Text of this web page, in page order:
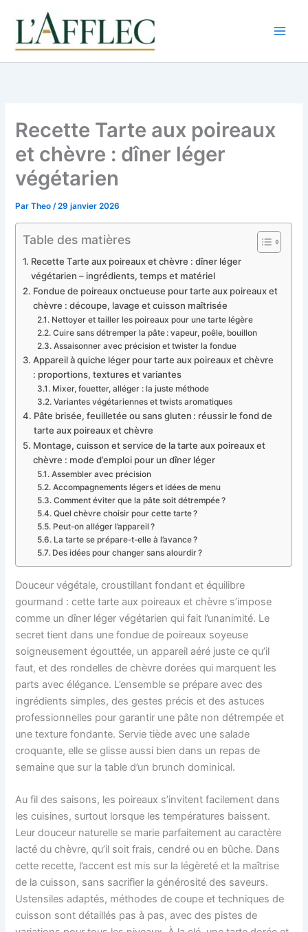
contenu
Recette Tarte aux poireaux
et chèvre : dîner léger
végétarien
ParTheo/29 janvier 2026
Table des matières
Recette Tarte aux poireaux et chèvre : dîner léger
végétarien – ingrédients, temps et matériel
Fondue de poireaux onctueuse pour tarte aux poireaux et
chèvre : découpe, lavage et cuisson maîtrisée
Nettoyer et tailler les poireaux pour une tarte légère
Cuire sans détremper la pâte : vapeur, poêle, bouillon
Assaisonner avec précision et twister la fondue
Appareil à quiche léger pour tarte aux poireaux et chèvre
: proportions, textures et variantes
Mixer, fouetter, alléger : la juste méthode
Variantes végétariennes et twists aromatiques
Pâte brisée, feuilletée ou sans gluten : réussir le fond de
tarte aux poireaux et chèvre
Montage, cuisson et service de la tarte aux poireaux et
chèvre : mode d’emploi pour un dîner léger
Assembler avec précision
Accompagnements légers et idées de menu
Comment éviter que la pâte soit détrempée ?
Quel chèvre choisir pour cette tarte ?
Peut-on alléger l’appareil ?
La tarte se prépare-t-elle à l’avance ?
Des idées pour changer sans alourdir ?
Douceur végétale, croustillant fondant et équilibre
gourmand : cette tarte aux poireaux et chèvre s’impose
comme un dîner léger végétarien qui fait l’unanimité. Le
secret tient dans une fondue de poireaux soyeuse
soigneusement égouttée, un appareil aéré juste ce qu’il
faut, et des rondelles de chèvre dorées qui marquent les
parts avec élégance. L’ensemble se prépare avec des
ingrédients simples, des gestes précis et des astuces
professionnelles pour garantir une pâte non détrempée et
une texture fondante. Servie tiède avec une salade
croquante, elle se glisse aussi bien dans un repas de
semaine que sur la table d’un brunch dominical.
Au fil des saisons, les poireaux s’invitent facilement dans
les cuisines, surtout lorsque les températures baissent.
Leur douceur naturelle se marie parfaitement au caractère
lacté du chèvre, qu’il soit frais, cendré ou en bûche. Dans
cette recette, l’accent est mis sur la légèreté et la maîtrise
de la cuisson, sans sacrifier la générosité des saveurs.
Ustensiles adaptés, méthodes de coupe et techniques de
cuisson sont détaillés pas à pas, avec des pistes de